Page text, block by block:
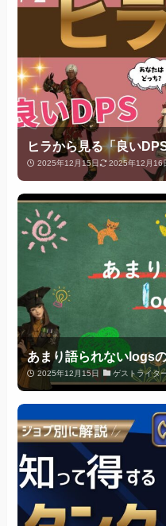
ヒラから見る「良い
2025年12月15日 2025年12月16
あまり語られないlogs
2025年12月15日 ゲストライタ